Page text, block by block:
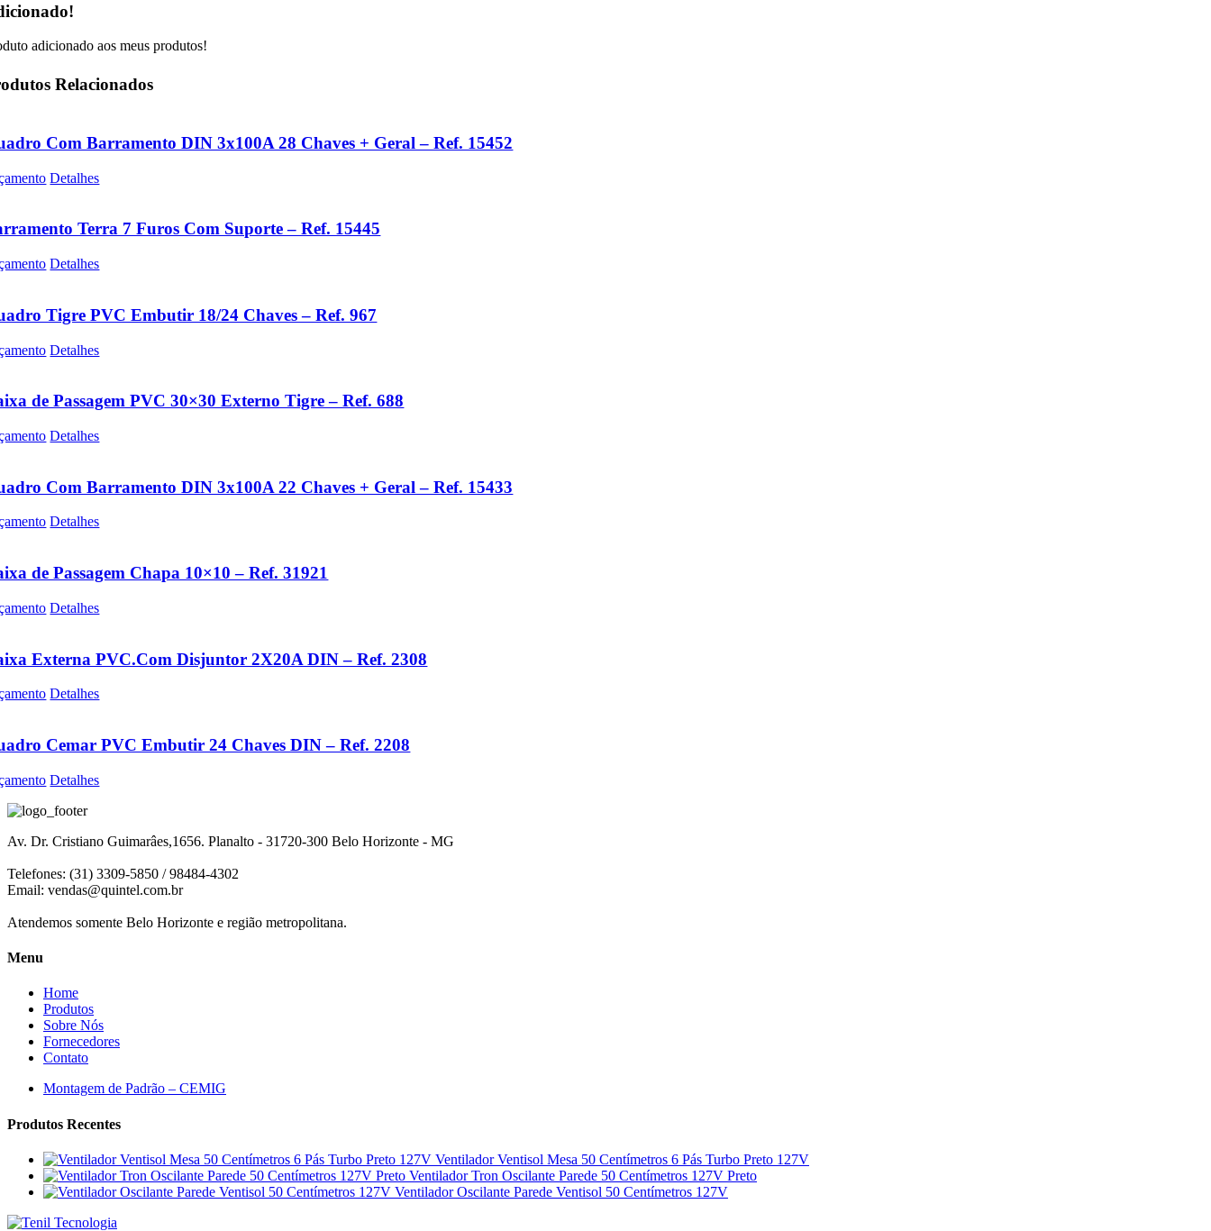
adicionado aos meus produtos!
Relacionados
Com Barramento DIN 3x100A 28 Chaves + Geral – Ref. 15452
Detalhes
Terra 7 Furos Com Suporte – Ref. 15445
Detalhes
Tigre PVC Embutir 18/24 Chaves – Ref. 967
Detalhes
de Passagem PVC 30×30 Externo Tigre – Ref. 688
Detalhes
Com Barramento DIN 3x100A 22 Chaves + Geral – Ref. 15433
Detalhes
de Passagem Chapa 10×10 – Ref. 31921
Detalhes
Externa PVC.Com Disjuntor 2X20A DIN – Ref. 2308
Detalhes
Cemar PVC Embutir 24 Chaves DIN – Ref. 2208
Detalhes
Av. Dr. Cristiano Guimarâes,1656. Planalto - 31720-300 Belo Horizonte - MG
Telefones: (31) 3309-5850 / 98484-4302
Email: vendas@quintel.com.br
Atendemos somente Belo Horizonte e região metropolitana.
Menu
Home
Produtos
Sobre Nós
Fornecedores
Contato
Montagem de Padrão – CEMIG
Produtos Recentes
Ventilador Ventisol Mesa 50 Centímetros 6 Pás Turbo Preto 127V
Ventilador Tron Oscilante Parede 50 Centímetros 127V Preto
Ventilador Oscilante Parede Ventisol 50 Centímetros 127V